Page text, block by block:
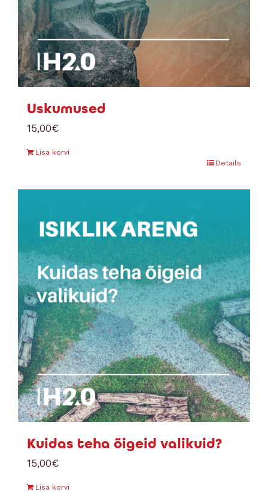
Uskumused
15,00€
Lisa korvi
Details
Kuidas teha õigeid valikuid?
15,00€
Lisa korvi